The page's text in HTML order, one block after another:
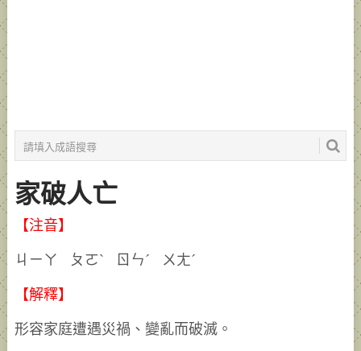
家破人亡
【注音】
ㄐㄧㄚ ㄆㄛˋ ㄖㄣˊ ㄨㄤˊ
【解釋】
形容家庭遭遇災禍、變亂而破滅。